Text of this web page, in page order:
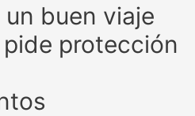
buen viaje
protección